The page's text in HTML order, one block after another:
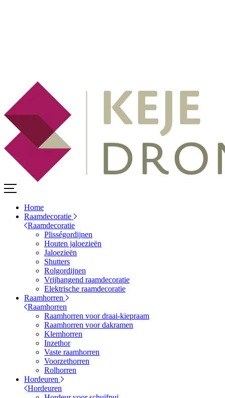
Home
Raamdecoratie
Raamdecoratie
Plisségordijnen
Houten jaloezieën
Jaloezieën
Shutters
Rolgordijnen
Vrijhangend raamdecoratie
Elektrische raamdecoratie
Raamhorren
Raamhorren
Raamhorren voor draai-kiepraam
Raamhorren voor dakramen
Klemhorren
Inzethor
Vaste raamhorren
Voorzethorren
Rolhorren
Hordeuren
Hordeuren